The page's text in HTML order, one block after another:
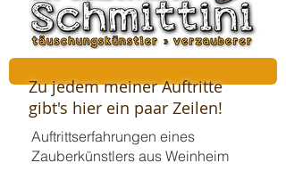
Zu jedem meiner Auftritte
gibt's hier ein paar Zeilen!
Auftrittserfahrungen eines
Zauberkünstlers aus Weinheim